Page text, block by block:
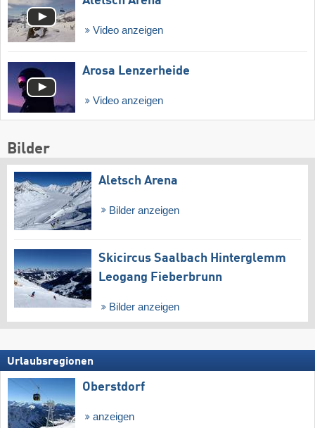
Video anzeigen
Arosa Lenzerheide
Video anzeigen
Bilder
Aletsch Arena
Bilder anzeigen
Skicircus Saalbach Hinterglemm
Leogang Fieberbrunn
Bilder anzeigen
Urlaubsregionen
Oberstdorf
anzeigen